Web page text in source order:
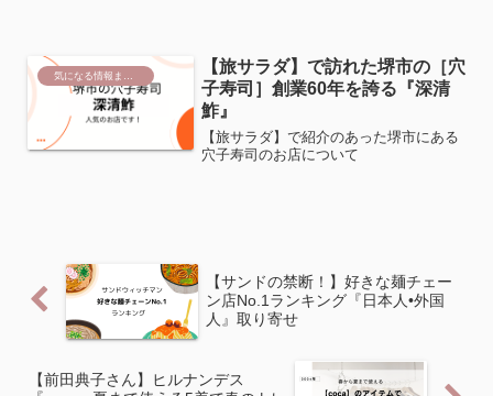
【旅サラダ】で訪れた堺市の［穴
子寿司］創業60年を誇る『深清
鮓』
【旅サラダ】で紹介のあった堺市にある
穴子寿司のお店について
【サンドの禁断！】好きな麺チェー
ン店No.1ランキング『日本人•外国
人』取り寄せ
【前田典子さん】ヒルナンデス